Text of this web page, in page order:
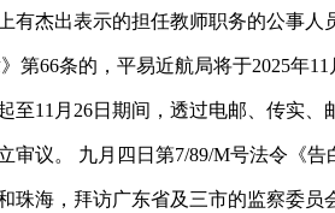
出表示的担任教师职务的公事人
66条的，平易近航局将于2025年11
月26日期间，透过电邮、传实、
。 九月四日第7/89/M号法令《告
，拜访广东省及三市的监察委员